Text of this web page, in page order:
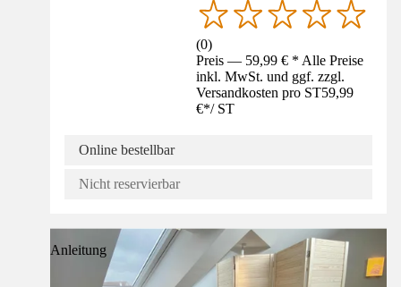
(0)
Preis — 59,99 € * Alle Preise
inkl. MwSt. und ggf. zzgl.
Versandkosten pro ST59,99
€*/ ST
Online bestellbar
Nicht reservierbar
Anleitung